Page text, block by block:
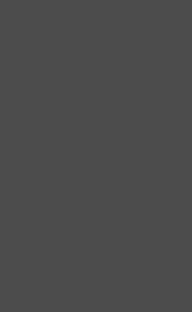
Art. 49 Abs. 1
vom
Ihre Daten